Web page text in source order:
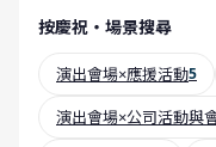
按慶祝・場景搜尋
演出會場×應援活動5
演出會場×公司活動與